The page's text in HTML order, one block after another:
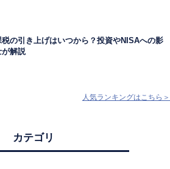
カテゴリ
の引き上げはいつから？投資やNISAへの影
が解説
人気ランキングはこちら＞